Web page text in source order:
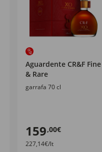
Aguardente CR&F Fine
& Rare
garrafa 70 cl
159,00€
227,14€/lt